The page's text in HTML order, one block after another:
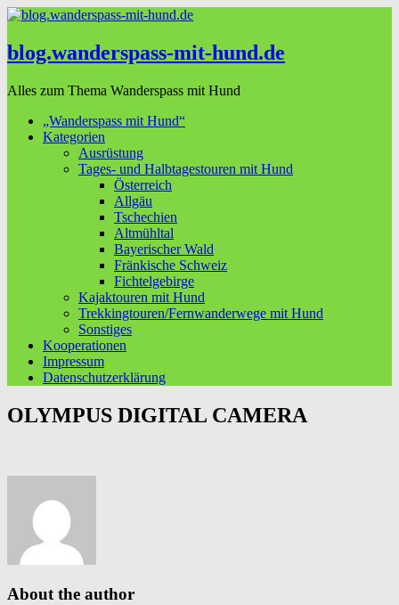
blog.wanderspass-mit-hund.de
Alles zum Thema Wanderspass mit Hund
„Wanderspass mit Hund“
Kategorien
Ausrüstung
Tages- und Halbtagestouren mit Hund
Österreich
Allgäu
Tschechien
Altmühltal
Bayerischer Wald
Fränkische Schweiz
Fichtelgebirge
Kajaktouren mit Hund
Trekkingtouren/Fernwanderwege mit Hund
Sonstiges
Kooperationen
Impressum
Datenschutzerklärung
OLYMPUS DIGITAL CAMERA
About the author